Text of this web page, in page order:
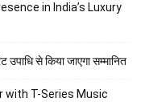
in India’s Luxury
उपाधि से किया जाएगा सम्मानित
with T-Series Music